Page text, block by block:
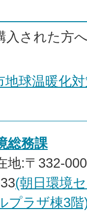
入された方
地球温暖化
総務課
地:〒332-
(朝日環境
プラザ棟3階